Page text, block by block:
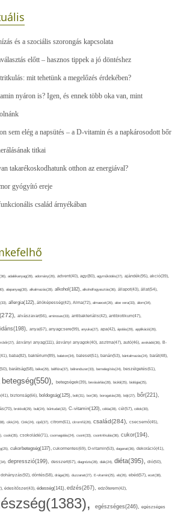
és a szociális szorongás kapcsolata
előtt – hasznos tippek a jó döntéshez
mit tehetünk a megelőzés érdekében?
nyáron is? Igen, és ennek több oka van, mint
sem elég a napsütés – a D-vitamin és a napkárosodott bőr
titkai
takarékoskodhatunk otthon az energiával?
gyógyító ereje
család árnyékában
adalékanyag(28), adomány(26), advent(40), agy(80), agyműködés(27), ajándék(95), akció(39),
alapanyag(30), alkalmazás(28), alkohol(182), alkoholfogyasztás(36), állapot(43), állat(54),
allergia(122), állóképesség(42), Alma(72), almaecet(26), aloe vera(33), álom(34),
alvászavar(66), aminosav(33), antibakteriális(42), antibiotikum(47),
anya(67), anyagcsere(99), anyuka(27), apa(42), ápolás(29), applikáció(26),
ásványi anyag(111), ásványi anyagok(40), asztma(47), autó(46), avokádó(36), B-
baba(82), baktérium(89), balaton(34), baleset(51), banán(53), bántalmazás(24), barát(48),
barátság(58), béke(29), bélflóra(37), bélrendszer(33), bemelegítés(24), beszélgetés(61),
betegség(550), betegségek(39), bevásárlás(28), bicikli(25), biológia(25),
biztonság(66), boldogság(125), bolt(31), bor(36), borogatás(28), böjt(27), bőr(221),
brokkoli(29), buli(24), bűntudat(32), C-vitamin(120), cékla(28), cél(57), célok(30),
cikk(24), Cink(24), cipő(37), citrom(61), citromfű(26), család(284), csecsemő(45),
csoki(35), csokoládé(71), csomagolás(24), csont(33), csontritkulás(36), cukor(194),
cukorbetegség(137), cukormentes(69), D-vitamin(53), daganat(36), dekoráció(41),
depresszió(199), desszert(67), diagnózis(28), diák(24), diéta(395), dió(50),
dohányzás(92), döntés(58), drága(26), duzzanat(27), E-vitamin(25), eb(26), ebéd(57), ecet(38),
édesítőszer(43), édesség(141), edzés(267), edzőterem(42),
egészséges(246), egészséges